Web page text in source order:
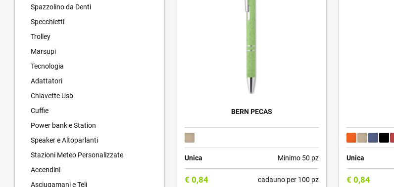
Spazzolino da Denti
Specchietti
Trolley
Marsupi
Tecnologia
Adattatori
Chiavette Usb
Cuffie
Power bank e Station
Speaker e Altoparlanti
Stazioni Meteo Personalizzate
Accendini
Asciugamani e Teli
BERN PECAS
Unica Minimo 50 pz
€ 0,84 cadauno per 100 pz
Unica
€ 0,84